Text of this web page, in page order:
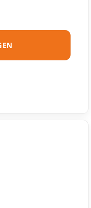
huismerk aantal